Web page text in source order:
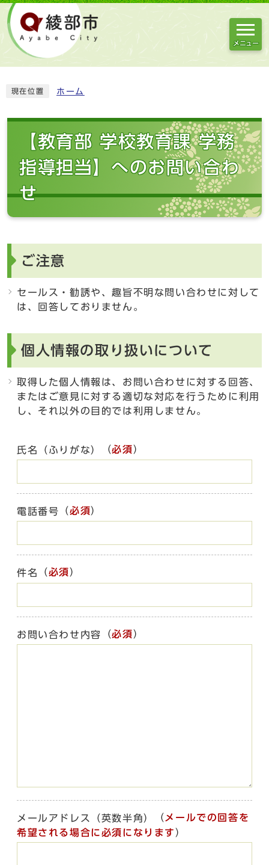
メニュー
現在位置 ホーム
【教育部 学校教育課 学務
指導担当】へのお問い合わ
せ
ご注意
セールス・勧誘や、趣旨不明な問い合わせに対して
は、回答しておりません。
個人情報の取り扱いについて
取得した個人情報は、お問い合わせに対する回答、
またはご意見に対する適切な対応を行うために利用
し、それ以外の目的では利用しません。
氏名（ふりがな） （必須）
電話番号 （必須）
件名 （必須）
お問い合わせ内容 （必須）
メールアドレス（英数半角） （ メールでの回答を
希望される場合に必須になります ）